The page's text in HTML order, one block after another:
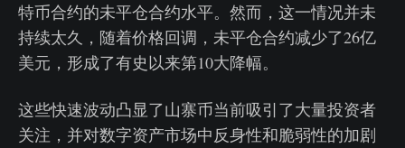
特币合约的未平仓合约水平。然而，这一情况并未
持续太久，随着价格回调，未平仓合约减少了26亿
美元，形成了有史以来第10大降幅。
这些快速波动凸显了山寨币当前吸引了大量投资者
关注，并对数字资产市场中反身性和脆弱性的加剧